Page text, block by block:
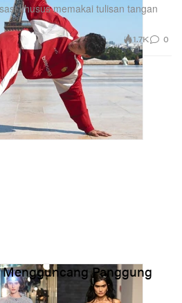
khusus memakai tulisan tangan
1.7K 0
Panggung